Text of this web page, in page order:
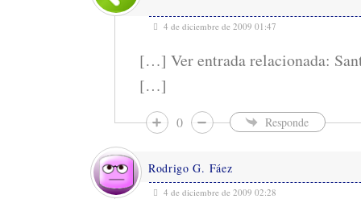
4 de diciembre de 2009 01:47
[…] Ver entrada relacionada:
[…]
0 Responde
Rodrigo G. Fáez
4 de diciembre de 2009 02:28